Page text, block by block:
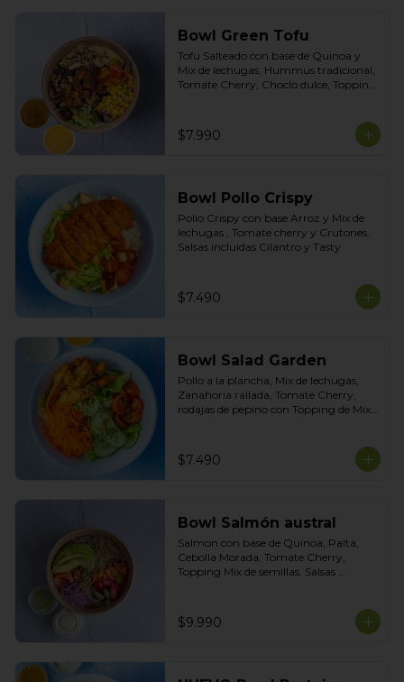
Bowl Green Tofu
Tofu Salteado con base de Quinoa y
Mix de lechugas, Hummus tradicional,
Tomate Cherry, Choclo dulce, Topping
$7.990
Bowl Pollo Crispy
Pollo Crispy con base Arroz y Mix de
lechugas , Tomate cherry y Crutones.
Salsas incluidas Cilantro y Tasty
$7.490
Bowl Salad Garden
Pollo a la plancha, Mix de lechugas,
Zanahoria rallada, Tomate Cherry,
rodajas de pepino con Topping de Mix
$7.490
Bowl Salmón austral
Salmon con base de Quinoa, Palta,
Cebolla Morada, Tomate Cherry,
Topping Mix de semillas. Salsas
$9.990